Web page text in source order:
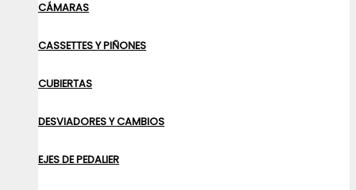
CÁMARAS
CASSETTES Y PIÑONES
CUBIERTAS
DESVIADORES Y CAMBIOS
EJES DE PEDALIER